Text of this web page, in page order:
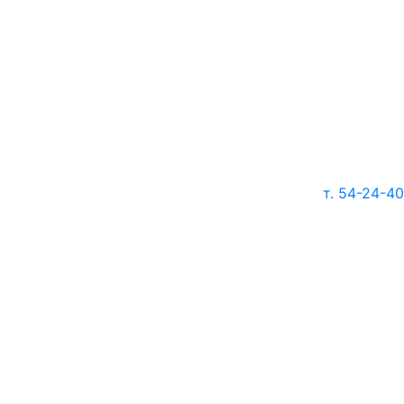
т. 54-24-40